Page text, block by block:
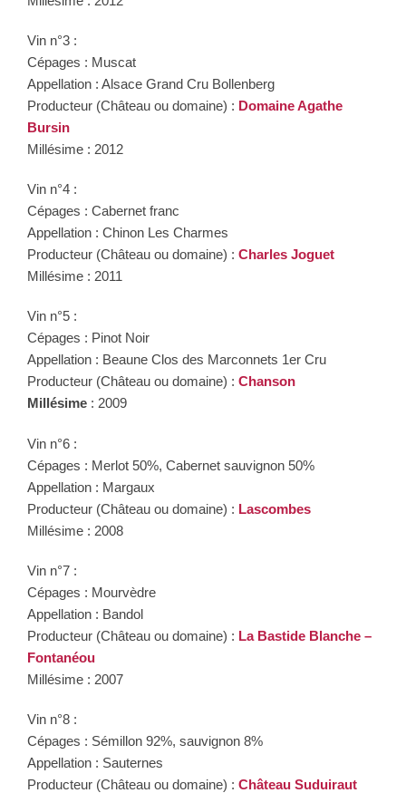
Vin n°3 :
Cépages : Muscat
Appellation : Alsace Grand Cru Bollenberg
Producteur (Château ou domaine) : Domaine Agathe
Bursin
Millésime : 2012
Vin n°4 :
Cépages : Cabernet franc
Appellation : Chinon Les Charmes
Producteur (Château ou domaine) : Charles Joguet
Millésime : 2011
Vin n°5 :
Cépages : Pinot Noir
Appellation : Beaune Clos des Marconnets 1er Cru
Producteur (Château ou domaine) : Chanson
Millésime : 2009
Vin n°6 :
Cépages : Merlot 50%, Cabernet sauvignon 50%
Appellation : Margaux
Producteur (Château ou domaine) : Lascombes
Millésime : 2008
Vin n°7 :
Cépages : Mourvèdre
Appellation : Bandol
Producteur (Château ou domaine) : La Bastide Blanche –
Fontanéou
Millésime : 2007
Vin n°8 :
Cépages : Sémillon 92%, sauvignon 8%
Appellation : Sauternes
Producteur (Château ou domaine) : Château Suduiraut